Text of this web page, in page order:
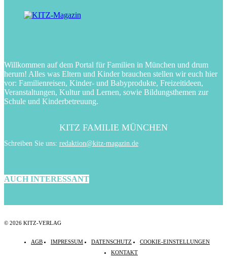
Willkommen auf dem Portal für Familien in München und drum
herum! Alles was Eltern und Kinder brauchen stellen wir euch hier
vor: Familienreisen, Kinder- und Babyprodukte, Freizeitideen,
Veranstaltungen, Kultur und Lernen, sowie Bildungsthemen zur
Schule und Kinderbetreuung.
KITZ FAMILIE MÜNCHEN
Schreiben Sie uns: redaktion@kitz-magazin.de
AUCH INTERESSANT
© 2026 KITZ-VERLAG
AGB IMPRESSUM DATENSCHUTZ
COOKIE-EINSTELLUNGEN
KONTAKT